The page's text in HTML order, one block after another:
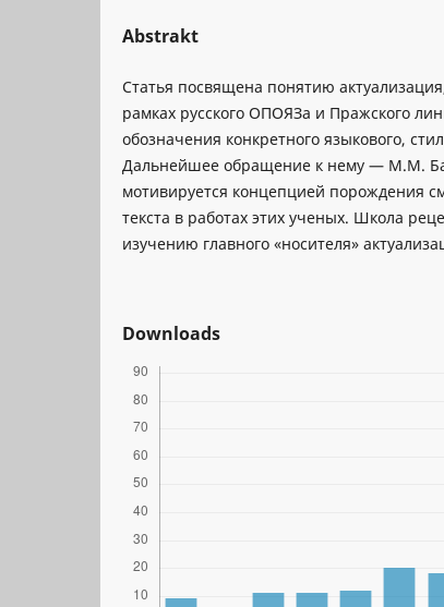
Abstrakt
Статья посвящена понятию
рамках русского ОПОЯЗа и Пражского
обозначения конкретного языкового,
Дальнейшее обращение к нему — М.М.
мотивируется концепцией порождения
текста в работах этих ученых. Школа
изучению главного «носителя»
Downloads